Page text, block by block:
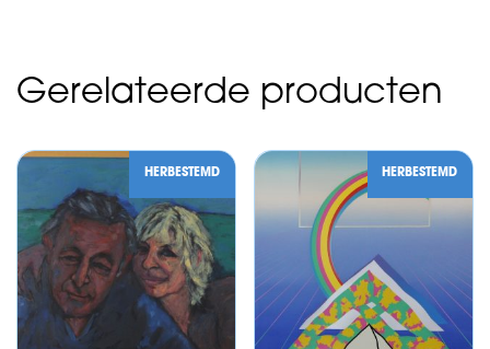
Gerelateerde producten
HERBESTEMD HERBESTEMD